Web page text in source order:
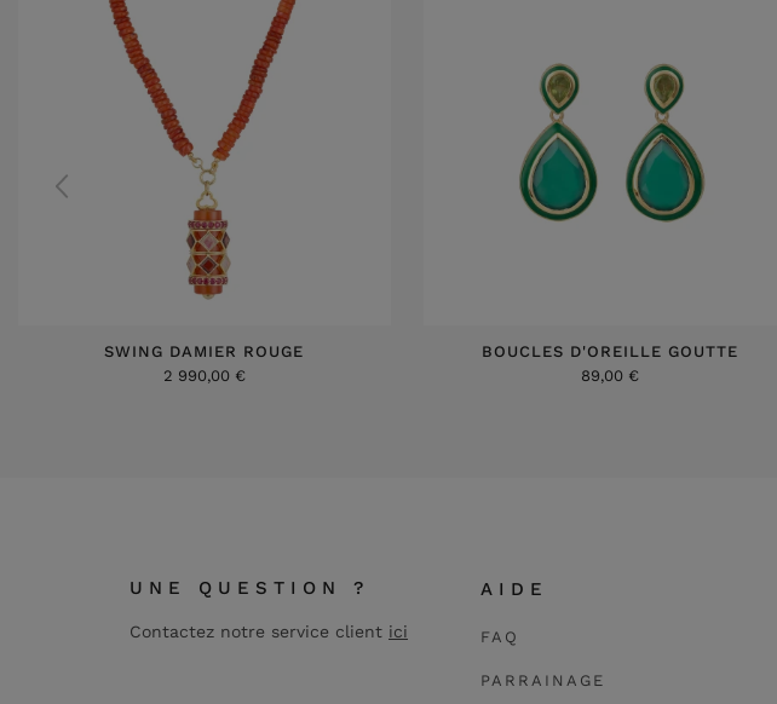
SWING DAMIER ROUGE
2 990,00 €
BOUCLES D'OREILLE GOUTTE
89,00 €
UNE QUESTION ?
Contactez notre service client ici
AIDE
FAQ
PARRAINAGE